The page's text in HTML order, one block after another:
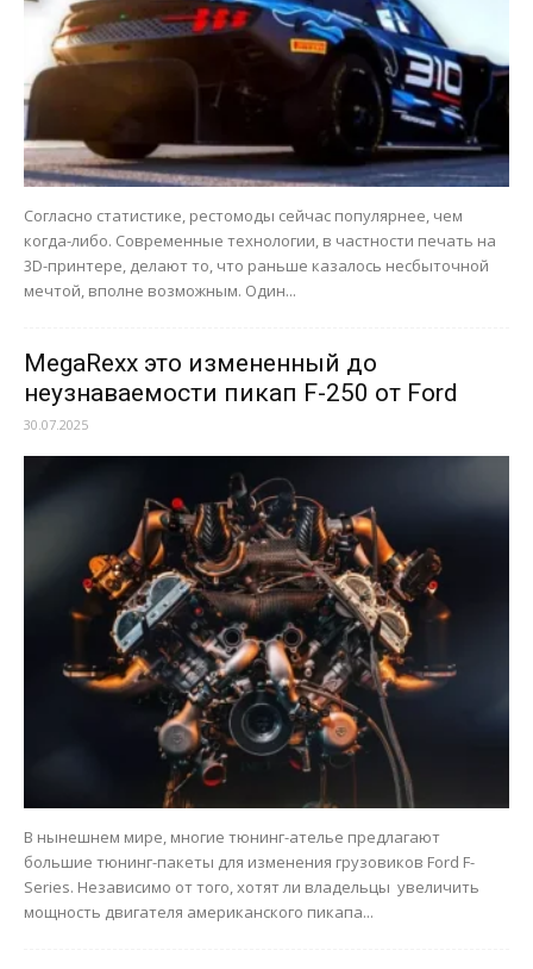
Согласно статистике, рестомоды сейчас популярнее, чем
когда-либо. Современные технологии, в частности печать на
3D-принтере, делают то, что раньше казалось несбыточной
мечтой, вполне возможным. Один...
MegaRexx это измененный до
неузнаваемости пикап F-250 от Ford
30.07.2025
В нынешнем мире, многие тюнинг-ателье предлагают
большие тюнинг-пакеты для изменения грузовиков Ford F-
Series. Независимо от того, хотят ли владельцы увеличить
мощность двигателя американского пикапа...